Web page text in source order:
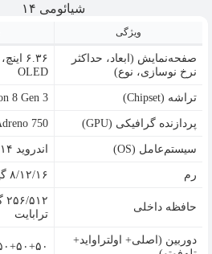
شیائومی ۱۴
ویژگی
صفحه‌نمایش (ابعاد، حداکثر
نرخ نوسازی، نوع)
OLED
تراشه (Chipset)
8 Gen 3
پردازنده گرافیکی (GPU)
750
سیستم‌عامل (OS)
اندروید ۱۴
رم
۸/۱۲/۱۶ گیگابایت
حافظه داخلی
ترابایت
دوربین (اصلی+ اولتراواید+
۵۰+۵۰+۵۰